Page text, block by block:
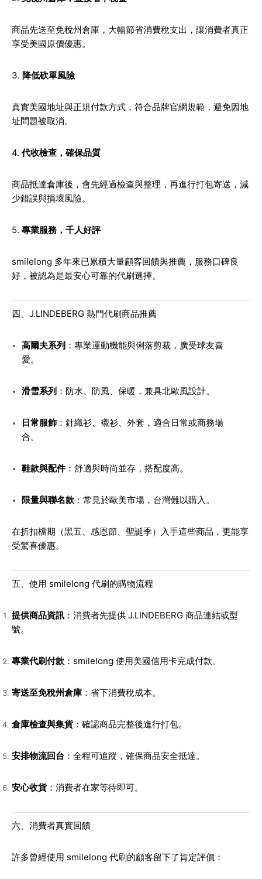
商品先送至免稅州倉庫，大幅節省消費稅支出，讓消費者真正
享受美國原價優惠。
3. 降低砍單風險
真實美國地址與正規付款方式，符合品牌官網規範，避免因地
址問題被取消。
4. 代收檢查，確保品質
商品抵達倉庫後，會先經過檢查與整理，再進行打包寄送，減
少錯誤與損壞風險。
5. 專業服務，千人好評
smilelong 多年來已累積大量顧客回饋與推薦，服務口碑良
好，被認為是最安心可靠的代刷選擇。
四、J.LINDEBERG 熱門代刷商品推薦
高爾夫系列：專業運動機能與俐落剪裁，廣受球友喜
愛。
滑雪系列：防水、防風、保暖，兼具北歐風設計。
日常服飾：針織衫、襯衫、外套，適合日常或商務場
合。
鞋款與配件：舒適與時尚並存，搭配度高。
限量與聯名款：常見於歐美市場，台灣難以購入。
在折扣檔期（黑五、感恩節、聖誕季）入手這些商品，更能享
受驚喜優惠。
五、使用 smilelong 代刷的購物流程
提供商品資訊 ：消費者先提供 J.LINDEBERG 商品連結或型
號。
專業代刷付款 ：smilelong 使用美國信用卡完成付款。
寄送至免稅州倉庫 ：省下消費稅成本。
倉庫檢查與集貨：確認商品完整後進行打包。
安排物流回台 ：全程可追蹤，確保商品安全抵達。
安心收貨：消費者在家等待即可。
六、消費者真實回饋
許多曾經使用 smilelong 代刷的顧客留下了肯定評價：